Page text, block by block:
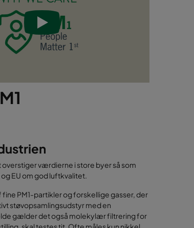
værdierne i store byer så som
EU om god luftkvalitet.
PM1-partikler og forskellige gasser, der
støvopsamlingsudstyr med en
gælder det også molekylær filtrering for